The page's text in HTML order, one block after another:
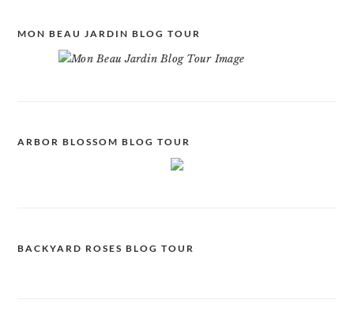
MON BEAU JARDIN BLOG TOUR
ARBOR BLOSSOM BLOG TOUR
BACKYARD ROSES BLOG TOUR